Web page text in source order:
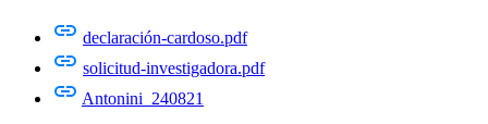
declaración-cardoso.pdf
solicitud-investigadora.pdf
Antonini_240821